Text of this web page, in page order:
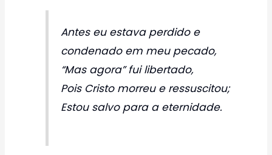
Antes eu estava perdido e
condenado em meu pecado,
“Mas agora” fui libertado,
Pois Cristo morreu e ressuscitou;
Estou salvo para a eternidade.